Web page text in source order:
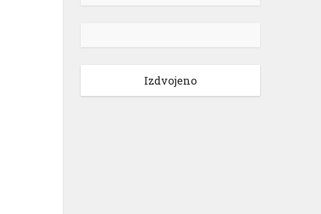
Izdvojeno